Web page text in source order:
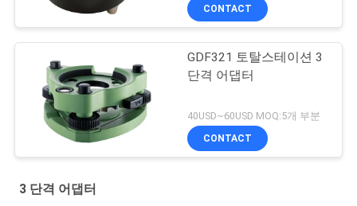
CONTACT
GDF321 토탈스테이션 3
단격 어댑터
40USD~60USD MOQ:5개 부분
CONTACT
3 단격 어댑터